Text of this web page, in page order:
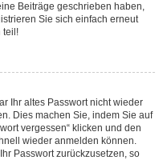
Beiträge geschrieben haben,
Sie sich einfach erneut
teil!
Ihr altes Passwort nicht wieder
Dies machen Sie, indem Sie auf
vergessen“ klicken und den
wieder anmelden können.
Passwort zurückzusetzen, so